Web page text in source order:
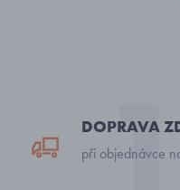
DOPRAVA
při objednávce